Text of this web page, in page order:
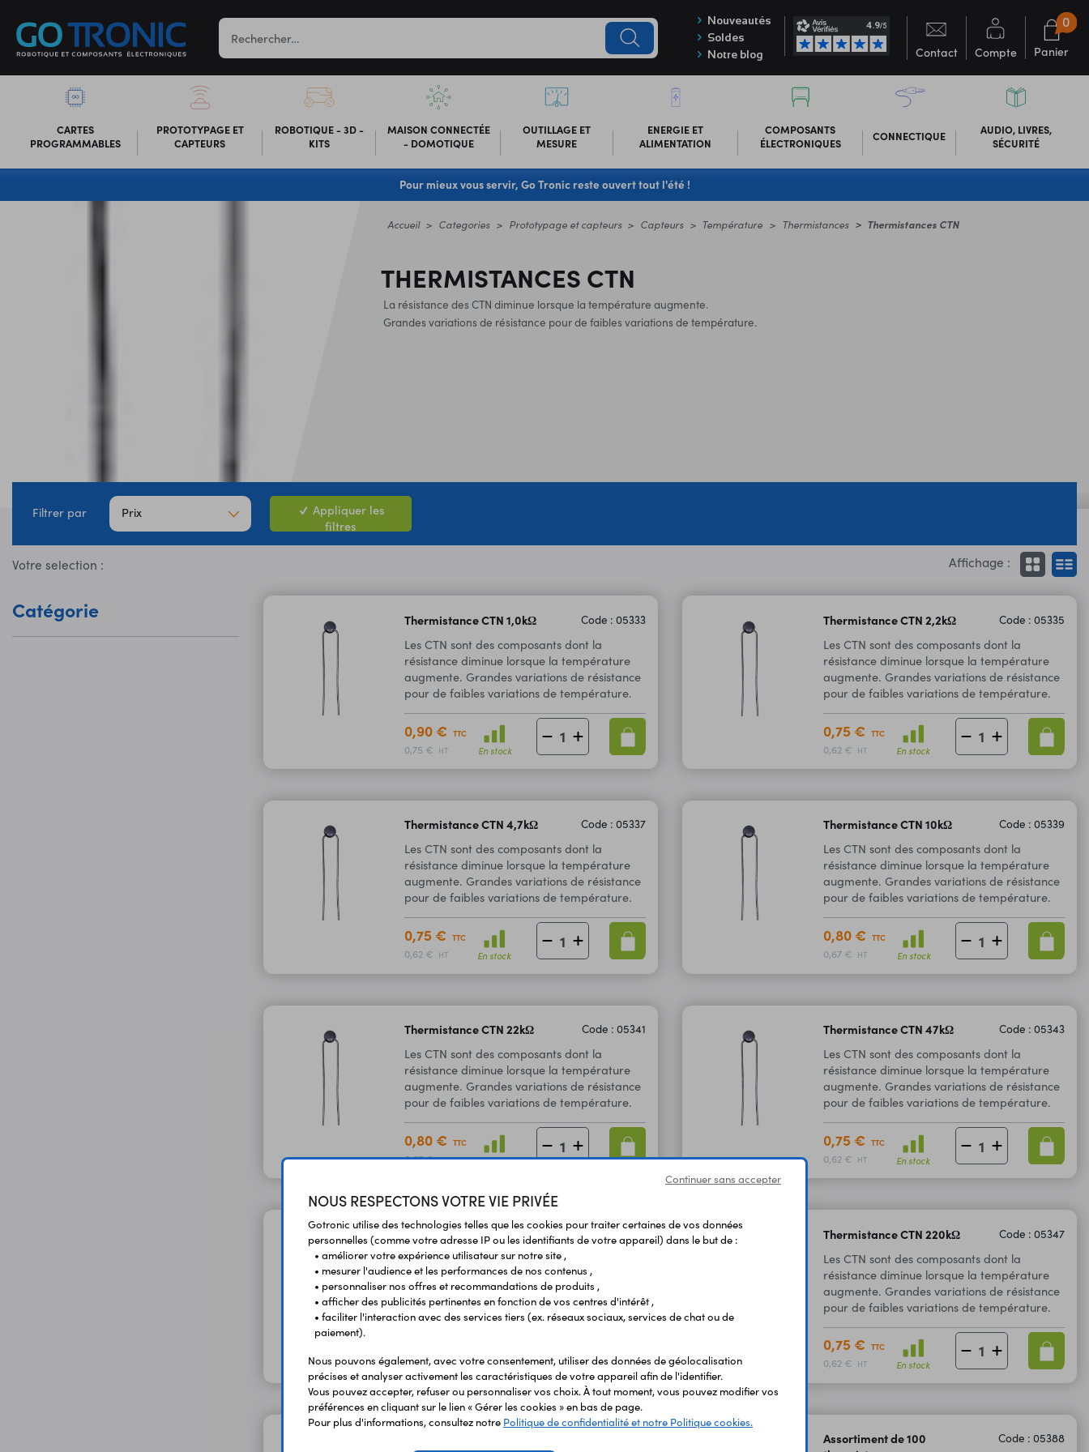
Nouveautés
Soldes
Notre blog
Contact Compte Panier
0
CARTES
PROGRAMMABLES
PROTOTYPAGE ET
CAPTEURS
ROBOTIQUE - 3D -
KITS
MAISON CONNECTÉE
- DOMOTIQUE
OUTILLAGE ET
MESURE
ENERGIE ET
ALIMENTATION
COMPOSANTS
ÉLECTRONIQUES
CONNECTIQUE
AUDIO, LIVRES,
SÉCURITÉ
Pour mieux vous servir, Go Tronic reste ouvert tout l'été !
Accueil Categories Prototypage et capteurs Capteurs Température Thermistances Thermistances CTN
THERMISTANCES CTN
La résistance des CTN diminue lorsque la température augmente.
Grandes variations de résistance pour de faibles variations de température.
Filtrer par Prix
Appliquer les
filtres
Votre selection : Affichage :
Catégorie Thermistance CTN 1,0kΩ Code : 05333
Les CTN sont des composants dont la
résistance diminue lorsque la température
augmente. Grandes variations de résistance
pour de faibles variations de température.
0,90 € TTC
0,75 € HT En stock
Thermistance CTN 2,2kΩ Code : 05335
Les CTN sont des composants dont la
résistance diminue lorsque la température
augmente. Grandes variations de résistance
pour de faibles variations de température.
0,75 € TTC
0,62 € HT En stock
Thermistance CTN 4,7kΩ Code : 05337
Les CTN sont des composants dont la
résistance diminue lorsque la température
augmente. Grandes variations de résistance
pour de faibles variations de température.
0,75 € TTC
0,62 € HT En stock
Thermistance CTN 10kΩ Code : 05339
Les CTN sont des composants dont la
résistance diminue lorsque la température
augmente. Grandes variations de résistance
pour de faibles variations de température.
0,80 € TTC
0,67 € HT En stock
Thermistance CTN 22kΩ Code : 05341
Les CTN sont des composants dont la
résistance diminue lorsque la température
augmente. Grandes variations de résistance
pour de faibles variations de température.
0,80 € TTC
0,67 € HT En stock
Thermistance CTN 47kΩ Code : 05343
Les CTN sont des composants dont la
résistance diminue lorsque la température
augmente. Grandes variations de résistance
pour de faibles variations de température.
0,75 € TTC
0,62 € HT En stock
Thermistance CTN 100kΩ Code : 05345
Les CTN sont des composants dont la
résistance diminue lorsque la température
augmente. Grandes variations de résistance
pour de faibles variations de température.
0,62 € HT En stock
Thermistance CTN 220kΩ Code : 05347
Les CTN sont des composants dont la
résistance diminue lorsque la température
augmente. Grandes variations de résistance
pour de faibles variations de température.
0,75 € TTC
0,62 € HT En stock
Assortiment de 100
Code : 05388
Continuer sans accepter
NOUS RESPECTONS VOTRE VIE PRIVÉE
Gotronic utilise des technologies telles que les cookies pour traiter certaines de vos données
personnelles (comme votre adresse IP ou les identifiants de votre appareil) dans le but de :
• améliorer votre expérience utilisateur sur notre site ,
• mesurer l'audience et les performances de nos contenus ,
• personnaliser nos offres et recommandations de produits ,
• afficher des publicités pertinentes en fonction de vos centres d'intérêt ,
• faciliter l'interaction avec des services tiers (ex. réseaux sociaux, services de chat ou de
paiement).
Nous pouvons également, avec votre consentement, utiliser des données de géolocalisation
précises et analyser activement les caractéristiques de votre appareil afin de l'identifier.
Vous pouvez accepter, refuser ou personnaliser vos choix. À tout moment, vous pouvez modifier vos
préférences en cliquant sur le lien « Gérer les cookies » en bas de page.
Pour plus d'informations, consultez notre Politique de confidentialité et notre Politique cookies.